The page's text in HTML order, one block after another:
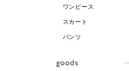
ワンピース
スカート
パンツ
goods